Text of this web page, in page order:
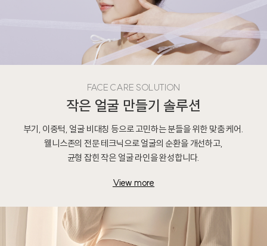
FACE CARE SOLUTION
작은 얼굴 만들기 솔루션
부기, 이중턱, 얼굴 비대칭 등으로 고민하는 분들을 위한 맞춤 케어.
웰니스존의 전문 테크닉으로 얼굴의 순환을 개선하고,
균형 잡힌 작은 얼굴 라인을 완성합니다.
View more